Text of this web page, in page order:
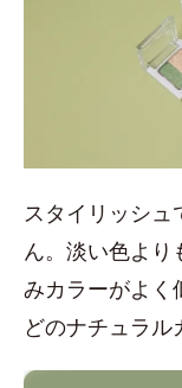
スタイリッシュ
ん。淡い色より
みカラーがよく
どのナチュラル